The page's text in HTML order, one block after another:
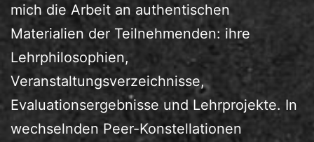
mich die Arbeit an authentischen
Materialien der Teilnehmenden: ihre
Lehrphilosophien,
Veranstaltungsverzeichnisse,
Evaluationsergebnisse und Lehrprojekte. In
wechselnden Peer-Konstellationen